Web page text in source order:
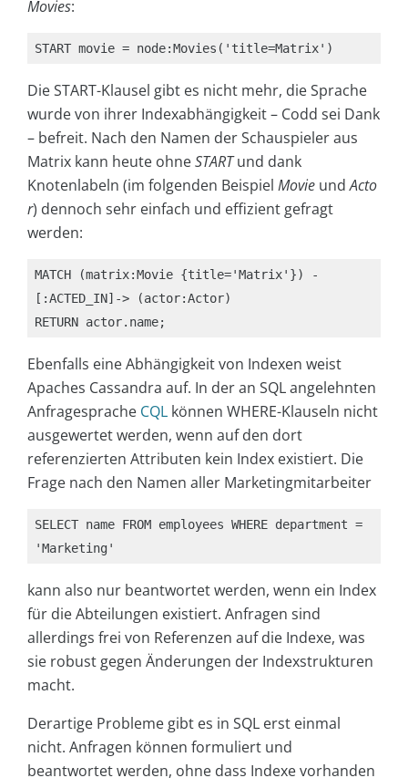
Movies:
START movie = node:Movies('title=Matrix')
Die START-Klausel gibt es nicht mehr, die Sprache
wurde von ihrer Indexabhängigkeit – Codd sei Dank
– befreit. Nach den Namen der Schauspieler aus
Matrix kann heute ohneSTARTund dank
Knotenlabeln (im folgenden Beispiel Movie undActo
r) dennoch sehr einfach und effizient gefragt
werden:
MATCH (matrix:Movie {title='Matrix'}) -
[:ACTED_IN]-> (actor:Actor)
Ebenfalls eine Abhängigkeit von Indexen weist
Apaches Cassandra auf. In der an SQL angelehnten
Anfragesprache CQL können WHERE-Klauseln nicht
ausgewertet werden, wenn auf den dort
referenzierten Attributen kein Index existiert. Die
Frage nach den Namen aller Marketingmitarbeiter
SELECT name FROM employees WHERE department =
'Marketing'
kann also nur beantwortet werden, wenn ein Index
für die Abteilungen existiert. Anfragen sind
allerdings frei von Referenzen auf die Indexe, was
sie robust gegen Änderungen der Indexstrukturen
macht.
Derartige Probleme gibt es in SQL erst einmal
nicht. Anfragen können formuliert und
beantwortet werden, ohne dass Indexe vorhanden